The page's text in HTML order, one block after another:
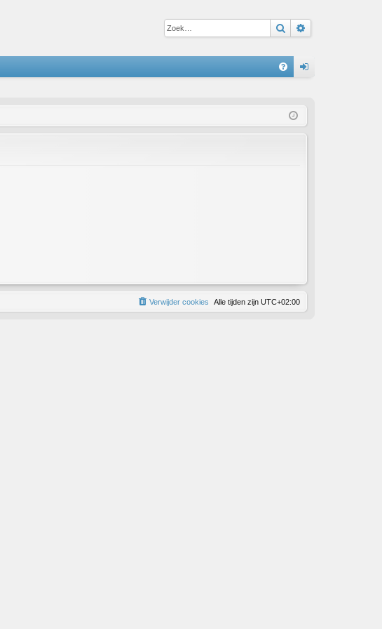
Zoek
m
Alle tijden zijn UTC+02:00
Verwijder cookies